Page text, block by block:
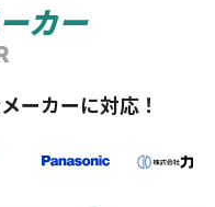
カー
ーカーに対応！